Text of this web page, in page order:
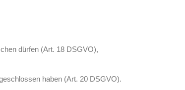
dürfen (Art. 18 DSGVO),
haben (Art. 20 DSGVO).